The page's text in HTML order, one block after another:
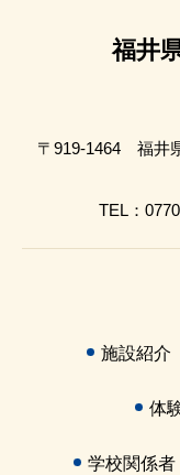
福井
〒919-1464 福井
TEL：
施設紹介
体
学校関係